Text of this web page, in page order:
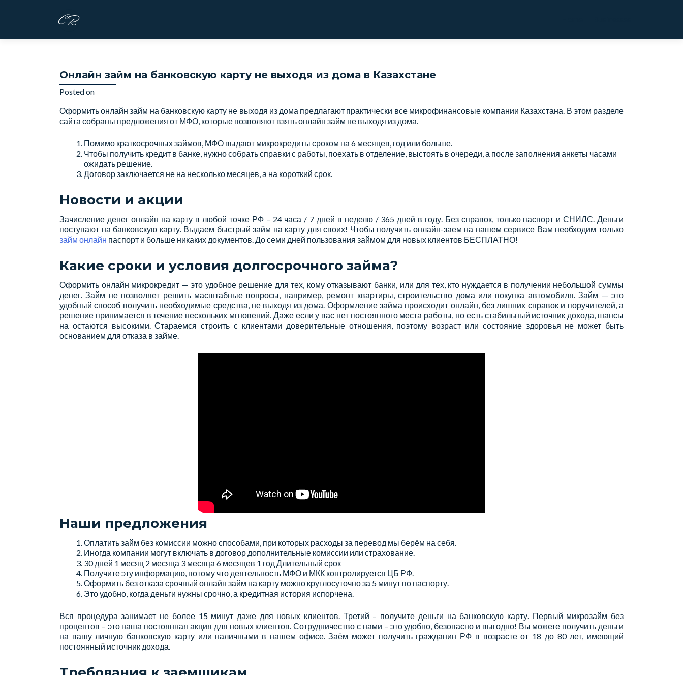
i
Онлайн займ на банковскую карту не выходя из дома в Казахстане
Posted on
Оформить онлайн займ на банковскую карту не выходя из дома предлагают практически все микрофинансовые компании Казахстана. В этом разделе
сайта собраны предложения от МФО, которые позволяют взять онлайн займ не выходя из дома.
Помимо краткосрочных займов, МФО выдают микрокредиты сроком на 6 месяцев, год или больше.
Чтобы получить кредит в банке, нужно собрать справки с работы, поехать в отделение, выстоять в очереди, а после заполнения анкеты часами
ожидать решение.
Договор заключается не на несколько месяцев, а на короткий срок.
Новости и акции
Зачисление денег онлайн на карту в любой точке РФ – 24 часа / 7 дней в неделю / 365 дней в году. Без справок, только паспорт и СНИЛС. Деньги
поступают на банковскую карту. Выдаем быстрый займ на карту для своих! Чтобы получить онлайн-заем на нашем сервисе Вам необходим только
займ онлайн паспорт и больше никаких документов. До семи дней пользования займом для новых клиентов БЕСПЛАТНО!
Какие сроки и условия долгосрочного займа?
Оформить онлайн микрокредит — это удобное решение для тех, кому отказывают банки, или для тех, кто нуждается в получении небольшой суммы
денег. Займ не позволяет решить масштабные вопросы, например, ремонт квартиры, строительство дома или покупка автомобиля. Займ — это
удобный способ получить необходимые средства, не выходя из дома. Оформление займа происходит онлайн, без лишних справок и поручителей, а
решение принимается в течение нескольких мгновений. Даже если у вас нет постоянного места работы, но есть стабильный источник дохода, шансы
на остаются высокими. Стараемся строить с клиентами доверительные отношения, поэтому возраст или состояние здоровья не может быть
основанием для отказа в займе.
Наши предложения
Оплатить займ без комиссии можно способами, при которых расходы за перевод мы берём на себя.
Иногда компании могут включать в договор дополнительные комиссии или страхование.
30 дней 1 месяц 2 месяца 3 месяца 6 месяцев 1 год Длительный срок
Получите эту информацию, потому что деятельность МФО и МКК контролируется ЦБ РФ.
Оформить без отказа срочный онлайн займ на карту можно круглосуточно за 5 минут по паспорту.
Это удобно, когда деньги нужны срочно, а кредитная история испорчена.
Вся процедура занимает не более 15 минут даже для новых клиентов. Третий – получите деньги на банковскую карту. Первый микрозайм без
процентов – это наша постоянная акция для новых клиентов. Сотрудничество с нами – это удобно, безопасно и выгодно! Вы можете получить деньги
на вашу личную банковскую карту или наличными в нашем офисе. Заём может получить гражданин РФ в возрасте от 18 до 80 лет, имеющий
постоянный источник дохода.